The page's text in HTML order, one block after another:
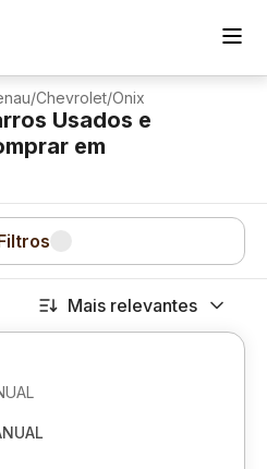
/Chevrolet/Onix
Usados e
em
Mais relevantes